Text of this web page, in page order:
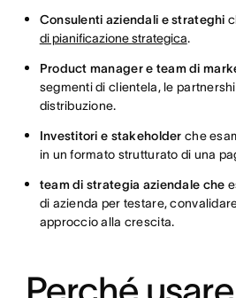
Consulenti aziendali e strateghi
di pianificazione strategica.
Product manager e team di
segmenti di clientela, le
distribuzione.
Investitori e stakeholder che
in un formato strutturato di una
team di strategia aziendale che
di azienda per testare,
approccio alla crescita.